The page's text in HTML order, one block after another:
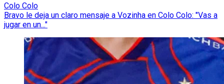
Colo Colo
Bravo le deja un claro mensaje a Vozinha en Colo Colo: "Vas a
jugar en un..."